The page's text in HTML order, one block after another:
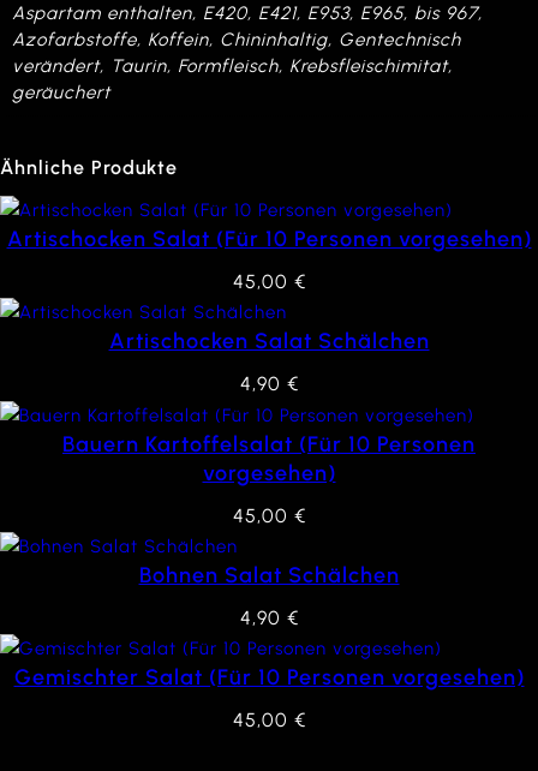
Aspartam enthalten, E420, E421, E953, E965, bis 967,
Azofarbstoffe, Koffein, Chininhaltig, Gentechnisch
verändert, Taurin, Formfleisch, Krebsfleischimitat,
geräuchert
Ähnliche Produkte
Artischocken Salat (Für 10 Personen vorgesehen)
45,00 €
Artischocken Salat Schälchen
4,90 €
Bauern Kartoffelsalat (Für 10 Personen
vorgesehen)
45,00 €
Bohnen Salat Schälchen
4,90 €
Gemischter Salat (Für 10 Personen vorgesehen)
45,00 €